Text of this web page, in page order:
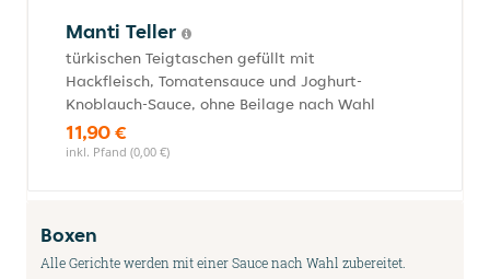
Manti Teller
türkischen Teigtaschen gefüllt mit
Hackfleisch, Tomatensauce und Joghurt-
Knoblauch-Sauce, ohne Beilage nach Wahl
11,90 €
inkl. Pfand (0,00 €)
Boxen
Alle Gerichte werden mit einer Sauce nach Wahl zubereitet.